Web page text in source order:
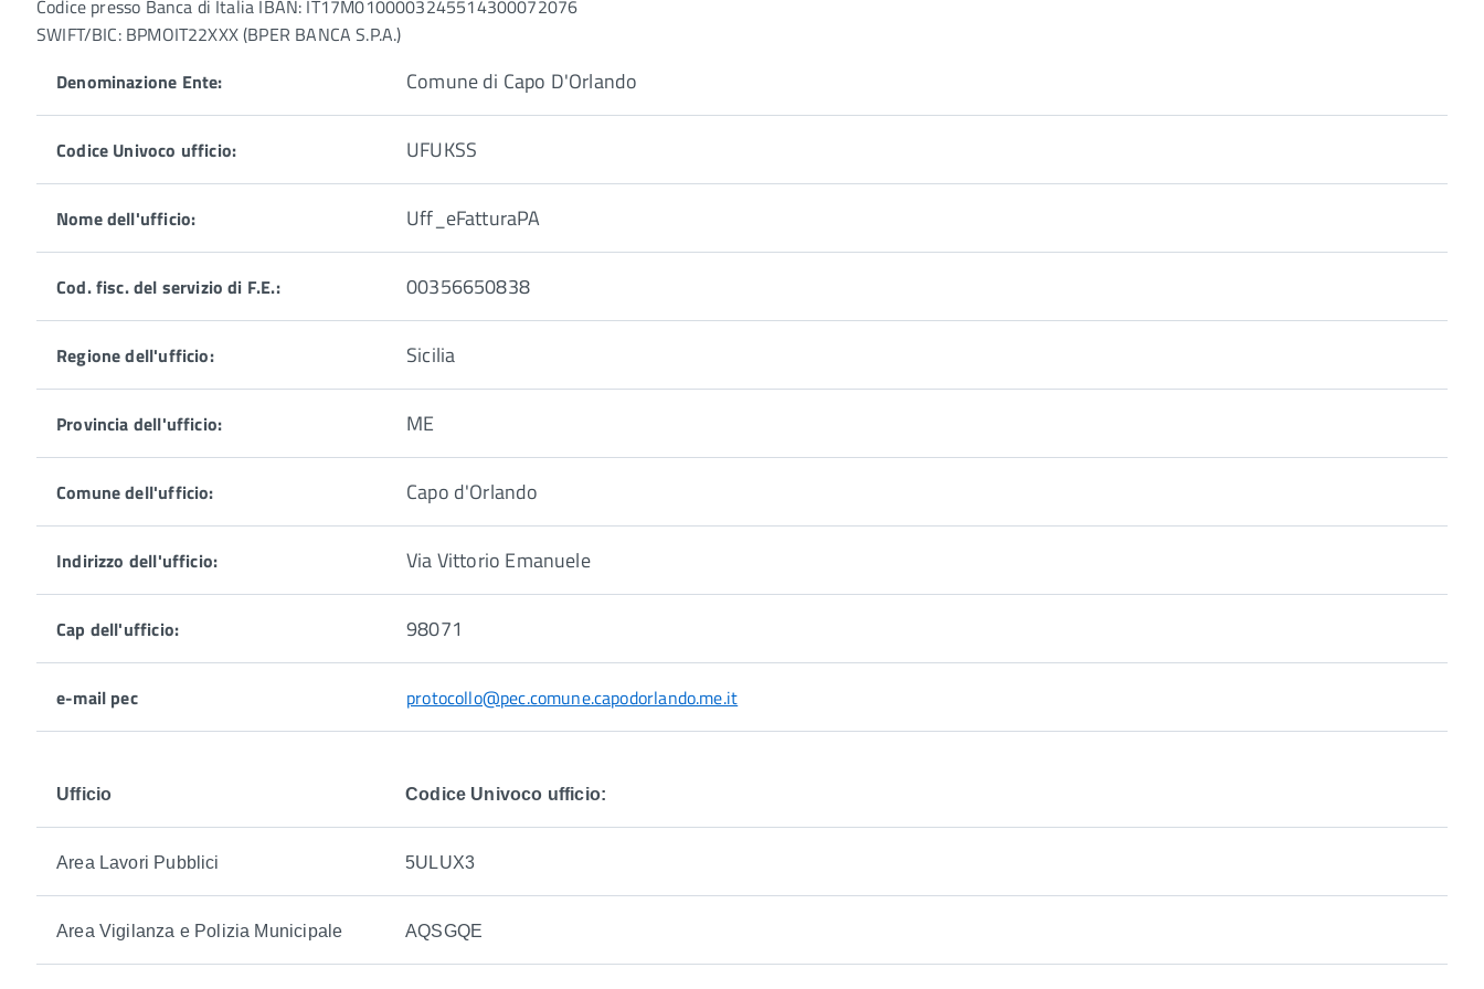
Codice presso Banca di Italia IBAN: IT17M0100003245514300072076
SWIFT/BIC: BPMOIT22XXX (BPER BANCA S.P.A.)
Denominazione Ente:
Comune di Capo D'Orlando
Codice Univoco ufficio: UFUKSS
Nome dell'ufficio: Uff_eFatturaPA
Cod. fisc. del servizio di F.E.: 00356650838
Regione dell'ufficio: Sicilia
Provincia dell'ufficio: ME
Comune dell'ufficio: Capo d'Orlando
Indirizzo dell'ufficio: Via Vittorio Emanuele
Cap dell'ufficio: 98071
e-mail pec protocollo@pec.comune.capodorlando.me.it
Ufficio Codice Univoco ufficio:
Area Lavori Pubblici 5ULUX3
Area Vigilanza e Polizia Municipale AQSGQE